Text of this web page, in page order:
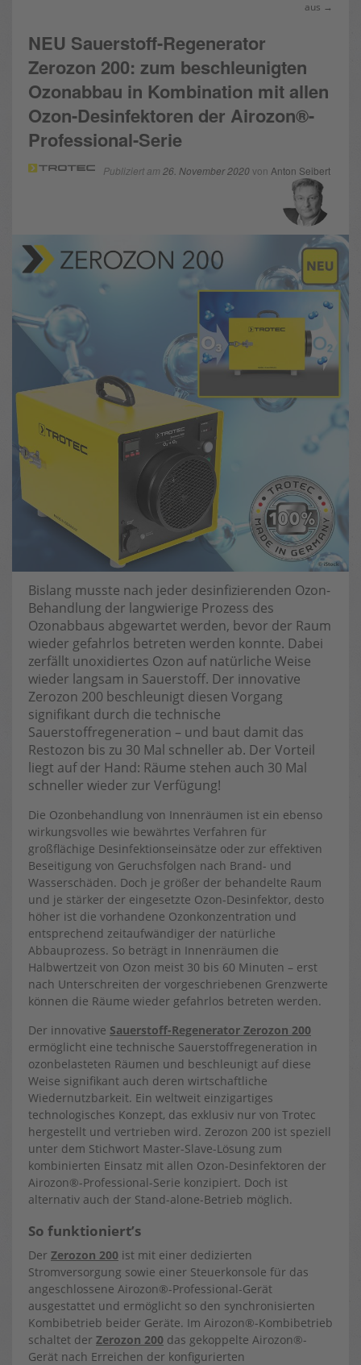
aus →
NEU Sauerstoff-Regenerator
Zerozon 200: zum beschleunigten
Ozonabbau in Kombination mit allen
Ozon-Desinfektoren der Airozon®-
Professional-Serie
Publiziert am 26. November 2020von Anton Seibert
Bislang musste nach jeder desinfizierenden Ozon-
Behandlung der langwierige Prozess des
Ozonabbaus abgewartet werden, bevor der Raum
wieder gefahrlos betreten werden konnte. Dabei
zerfällt unoxidiertes Ozon auf natürliche Weise
wieder langsam in Sauerstoff. Der innovative
Zerozon 200 beschleunigt diesen Vorgang
signifikant durch die technische
Sauerstoffregeneration – und baut damit das
Restozon bis zu 30 Mal schneller ab. Der Vorteil
liegt auf der Hand: Räume stehen auch 30 Mal
schneller wieder zur Verfügung!
Die Ozonbehandlung von Innenräumen ist ein ebenso
wirkungsvolles wie bewährtes Verfahren für
großflächige Desinfektionseinsätze oder zur effektiven
Beseitigung von Geruchsfolgen nach Brand- und
Wasserschäden. Doch je größer der behandelte Raum
und je stärker der eingesetzte Ozon-Desinfektor, desto
höher ist die vorhandene Ozonkonzentration und
entsprechend zeitaufwändiger der natürliche
Abbauprozess. So beträgt in Innenräumen die
Halbwertzeit von Ozon meist 30 bis 60 Minuten – erst
nach Unterschreiten der vorgeschriebenen Grenzwerte
können die Räume wieder gefahrlos betreten werden.
Der innovative Sauerstoff-Regenerator Zerozon 200
ermöglicht eine technische Sauerstoffregeneration in
ozonbelasteten Räumen und beschleunigt auf diese
Weise signifikant auch deren wirtschaftliche
Wiedernutzbarkeit. Ein weltweit einzigartiges
technologisches Konzept, das exklusiv nur von Trotec
hergestellt und vertrieben wird. Zerozon 200 ist speziell
unter dem Stichwort Master-Slave-Lösung zum
kombinierten Einsatz mit allen Ozon-Desinfektoren der
Airozon®-Professional-Serie konzipiert. Doch ist
alternativ auch der Stand-alone-Betrieb möglich.
So funktioniert’s
Der Zerozon 200 ist mit einer dedizierten
Stromversorgung sowie einer Steuerkonsole für das
angeschlossene Airozon®-Professional-Gerät
ausgestattet und ermöglicht so den synchronisierten
Kombibetrieb beider Geräte. Im Airozon®-Kombibetrieb
schaltet der Zerozon 200 das gekoppelte Airozon®-
Gerät nach Erreichen der konfigurierten